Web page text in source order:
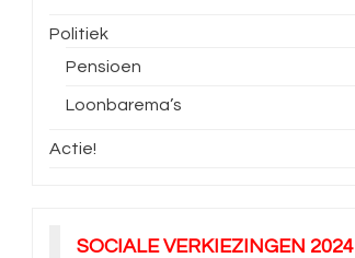
Politiek
Pensioen
Loonbarema’s
Actie!
SOCIALE VERKIEZINGEN 2024